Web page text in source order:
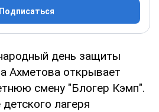
Подписаться
день защиты
Ахметова открывает
смену "Блогер Кэмп".
лагеря